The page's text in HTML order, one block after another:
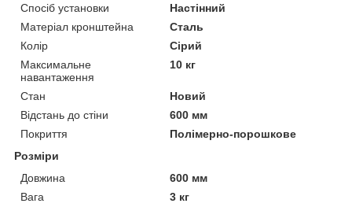
Спосіб установки
Настінний
Матеріал кронштейна
Сталь
Колір
Сірий
Максимальне
навантаження
10 кг
Стан
Новий
Відстань до стіни
600 мм
Покриття
Полімерно-порошкове
Розміри
Довжина
600 мм
Вага
3 кг